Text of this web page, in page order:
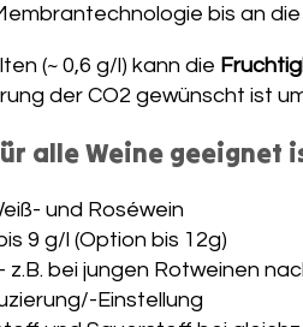
bis an
(~ 0,6 g/l) kann die
der CO2 gewünscht ist
alle Weine geeignet
und Roséwein
9 g/l (Option bis 12g)
z.B. bei jungen Rotweinen
Einstellung